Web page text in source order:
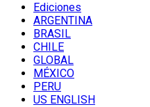
Ediciones
ARGENTINA
BRASIL
CHILE
GLOBAL
MÉXICO
PERU
US ENGLISH